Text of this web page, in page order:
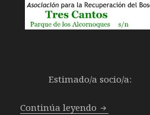
Estimado/a socio/a:
Continúa leyendo